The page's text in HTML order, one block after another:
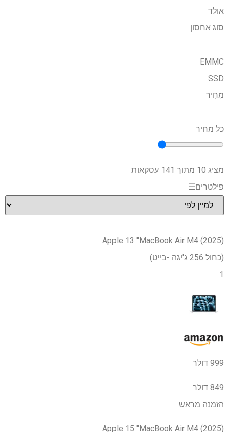
אולד
סוג אחסון
EMMC
SSD
מְחִיר
כל מחיר
מציג 10 מתוך 141 עסקאות
פילטרים☰
Apple 13 "MacBook Air M4 (2025)
(כחול 256 ג'יגה -בייט)
1
999 דולר
849 דולר
הזמנה מראש
Apple 15 "MacBook Air M4 (2025)